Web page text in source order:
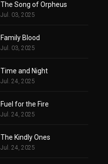
The Song of Orpheus
Jul. 03, 2025
Family Blood
Jul. 03, 2025
Time and Night
Jul. 24, 2025
Fuel for the Fire
Jul. 24, 2025
The Kindly Ones
Jul. 24, 2025